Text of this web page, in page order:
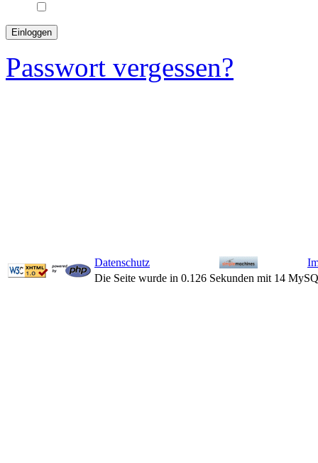
Passwort vergessen?
Datenschutz
Die Seite wurde in 0.126 Sekunden mit 14